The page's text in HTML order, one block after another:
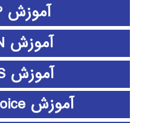
آموزش EMTP
آموزش ePLAN
آموزش ETABS
آموزش expert choice